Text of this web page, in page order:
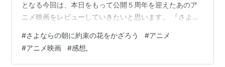
となる今回は、本日をもって公開５周年を迎えたあのア
ニメ映画をレビューしていきたいと思います。 『さよな
ゴとキービジュアル ※「dアニメストア」配信ページより
引用※
#さよならの朝に約束の花をかざろう #アニメ
#アニメ映画 #感想,